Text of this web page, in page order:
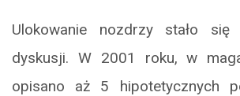
Ulokowanie nozdrzy stało się
dyskusji. W 2001 roku, w
opisano aż 5 hipotetycznych